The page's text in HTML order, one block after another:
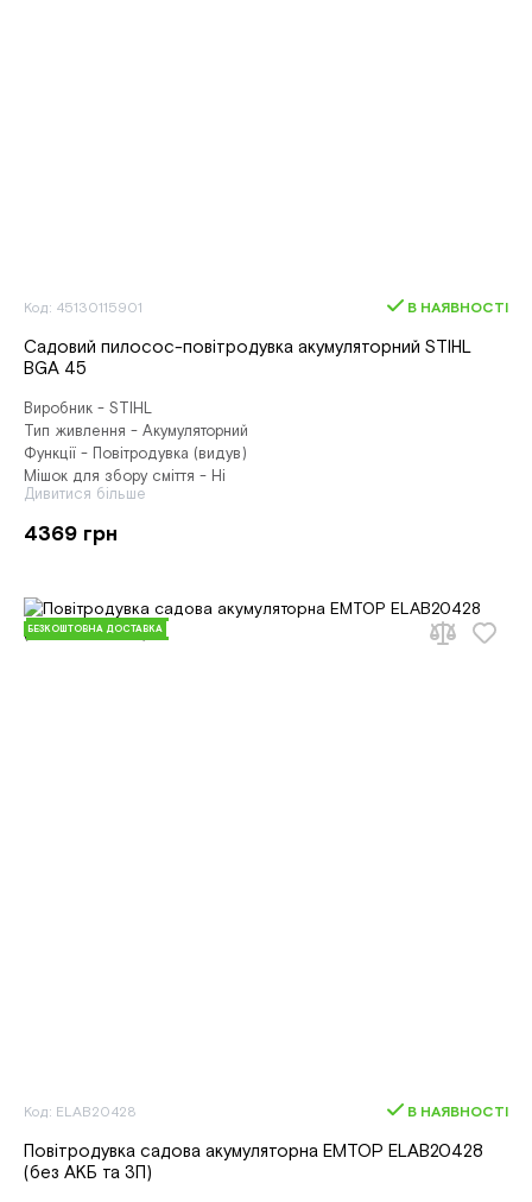
Код: 45130115901 В НАЯВНОСТІ
Садовий пилосос-повітродувка акумуляторний STIHL
BGA 45
Виробник - STIHL
Тип живлення - Акумуляторний
Функції - Повітродувка (видув)
Мішок для збору сміття - Ні
Дивитися більше
4369 грн
БЕЗКОШТОВНА ДОСТАВКА
Код: ELAB20428 В НАЯВНОСТІ
Повітродувка садова акумуляторна EMTOP ELAB20428
(без АКБ та ЗП)